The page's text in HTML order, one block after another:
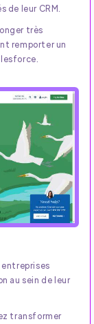
leur CRM.
très
remporter un
au sein de leur
transformer